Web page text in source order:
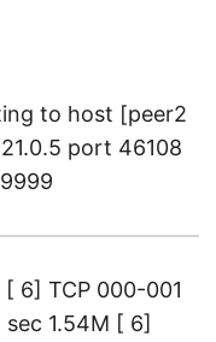
to host [peer2
port 46108
6] TCP 000-001
1.54M [ 6]